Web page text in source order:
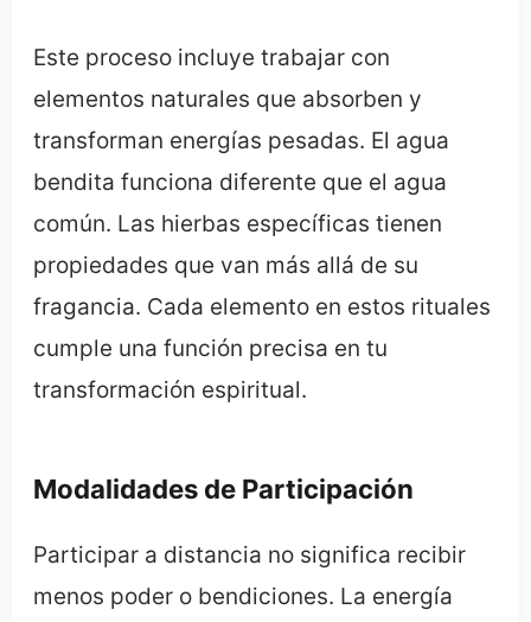
Este proceso incluye trabajar con
elementos naturales que absorben y
transforman energías pesadas. El agua
bendita funciona diferente que el agua
común. Las hierbas específicas tienen
propiedades que van más allá de su
fragancia. Cada elemento en estos rituales
cumple una función precisa en tu
transformación espiritual.
Modalidades de Participación
Participar a distancia no significa recibir
menos poder o bendiciones. La energía